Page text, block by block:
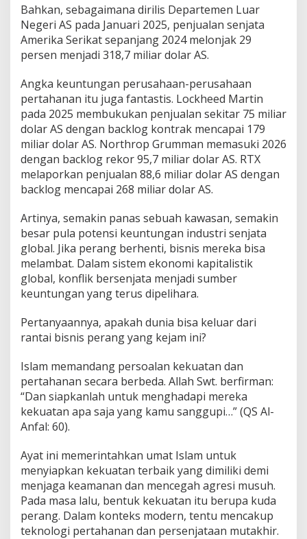
Bahkan, sebagaimana dirilis Departemen Luar
Negeri AS pada Januari 2025, penjualan senjata
Amerika Serikat sepanjang 2024 melonjak 29
persen menjadi 318,7 miliar dolar AS.
Angka keuntungan perusahaan-perusahaan
pertahanan itu juga fantastis. Lockheed Martin
pada 2025 membukukan penjualan sekitar 75 miliar
dolar AS dengan backlog kontrak mencapai 179
miliar dolar AS. Northrop Grumman memasuki 2026
dengan backlog rekor 95,7 miliar dolar AS. RTX
melaporkan penjualan 88,6 miliar dolar AS dengan
backlog mencapai 268 miliar dolar AS.
Artinya, semakin panas sebuah kawasan, semakin
besar pula potensi keuntungan industri senjata
global. Jika perang berhenti, bisnis mereka bisa
melambat. Dalam sistem ekonomi kapitalistik
global, konflik bersenjata menjadi sumber
keuntungan yang terus dipelihara.
Pertanyaannya, apakah dunia bisa keluar dari
rantai bisnis perang yang kejam ini?
Islam memandang persoalan kekuatan dan
pertahanan secara berbeda. Allah Swt. berfirman:
“Dan siapkanlah untuk menghadapi mereka
kekuatan apa saja yang kamu sanggupi…” (QS Al-
Anfal: 60).
Ayat ini memerintahkan umat Islam untuk
menyiapkan kekuatan terbaik yang dimiliki demi
menjaga keamanan dan mencegah agresi musuh.
Pada masa lalu, bentuk kekuatan itu berupa kuda
perang. Dalam konteks modern, tentu mencakup
teknologi pertahanan dan persenjataan mutakhir.